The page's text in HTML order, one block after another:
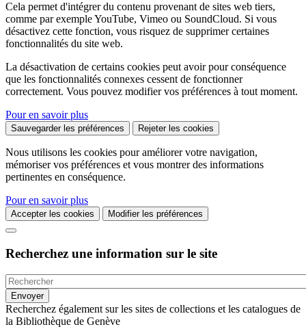
Cela permet d'intégrer du contenu provenant de sites web tiers,
comme par exemple YouTube, Vimeo ou SoundCloud. Si vous
désactivez cette fonction, vous risquez de supprimer certaines
fonctionnalités du site web.
La désactivation de certains cookies peut avoir pour conséquence
que les fonctionnalités connexes cessent de fonctionner
correctement. Vous pouvez modifier vos préférences à tout moment.
Pour en savoir plus
Sauvegarder les préférences Rejeter les cookies
Nous utilisons les cookies pour améliorer votre navigation,
mémoriser vos préférences et vous montrer des informations
pertinentes en conséquence.
Pour en savoir plus
Accepter les cookies Modifier les préférences
Recherchez une information sur le site
Recherchez également sur les sites de collections et les catalogues de
la Bibliothèque de Genève